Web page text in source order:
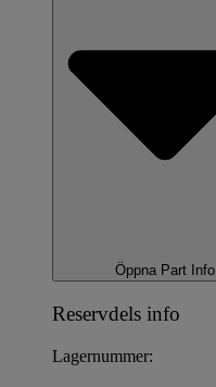
Öppna Part Info
Reservdels info
Lagernummer: